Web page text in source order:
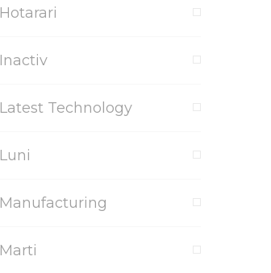
Hotarari
Inactiv
Latest Technology
Luni
Manufacturing
Marti